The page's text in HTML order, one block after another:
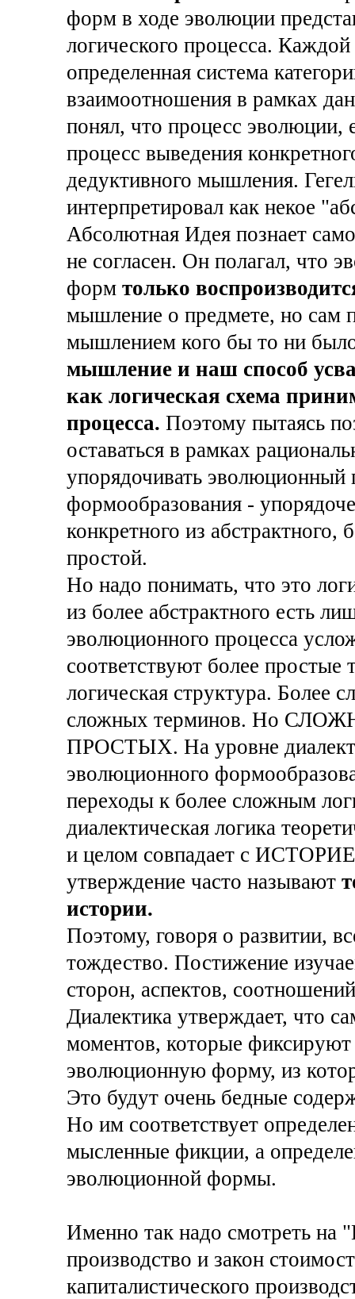
форм в ходе эволюции
логического процесса. Каждой
определенная система
взаимоотношения в рамках
понял, что процесс эволюции,
процесс выведения
дедуктивного мышления.
интерпретировал как некое
Абсолютная Идея познает
не согласен. Он полагал, что
форм только
мышление о предмете, но сам
мышлением кого бы то ни
мышление и наш способ
как логическая схема
процесса. Поэтому пытаясь
оставаться в рамках
упорядочивать
формообразования -
конкретного из
простой.
Но надо понимать, что это
из более абстрактного есть
эволюционного процесса
соответствуют более простые
логическая структура. Более
сложных терминов. Но
ПРОСТЫХ. На уровне
эволюционного
переходы к более сложным
диалектическая логика
и целом совпадает с
утверждение часто называют
истории.
Поэтому, говоря о развитии,
тождество. Постижение
сторон, аспектов,
Диалектика утверждает, что
моментов, которые
эволюционную форму, из
Это будут очень бедные
Но им соответствует
мысленные фикции, а
эволюционной формы.
Именно так надо смотреть на
производство и закон
капиталистического